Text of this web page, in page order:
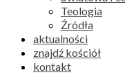
Teologia
Źródła
aktualności
znajdź kościół
kontakt